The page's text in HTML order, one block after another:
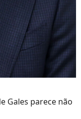
Gales parece não